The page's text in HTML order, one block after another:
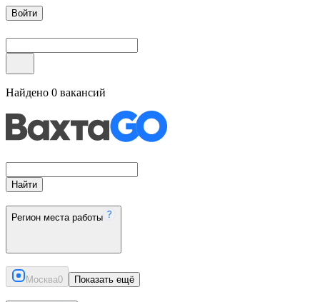
Войти
Найдено 0 вакансий
Найти
Регион места работы
Москва0 Показать ещё